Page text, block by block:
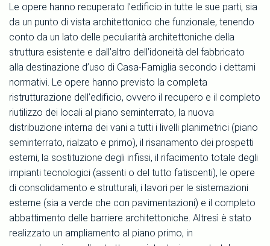
Le opere hanno recuperato l’edificio in tutte le sue parti, sia
da un punto di vista architettonico che funzionale, tenendo
conto da un lato delle peculiarità architettoniche della
struttura esistente e dall’altro dell’idoneità del fabbricato
alla destinazione d’uso di Casa-Famiglia secondo i dettami
normativi. Le opere hanno previsto la completa
ristrutturazione dell’edificio, ovvero il recupero e il completo
riutilizzo dei locali al piano seminterrato, la nuova
distribuzione interna dei vani a tutti i livelli planimetrici (piano
seminterrato, rialzato e primo), il risanamento dei prospetti
esterni, la sostituzione degli infissi, il rifacimento totale degli
impianti tecnologici (assenti o del tutto fatiscenti), le opere
di consolidamento e strutturali, i lavori per le sistemazioni
esterne (sia a verde che con pavimentazioni) e il completo
abbattimento delle barriere architettoniche. Altresì è stato
realizzato un ampliamento al piano primo, in